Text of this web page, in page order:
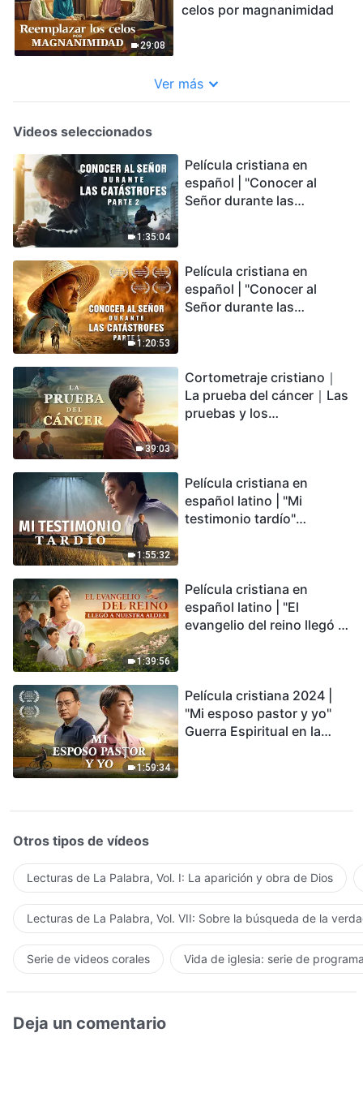
29:08
celos por magnanimidad
Ver más
Videos seleccionados
1:35:04
Película cristiana en
español | "Conocer al
Señor durante las
podemos sobrevivir?
1:20:53
Película cristiana en
español | "Conocer al
Señor durante las
encontrarás refugio?
39:03
Cortometraje cristiano｜
La prueba del cáncer｜Las
pruebas y los
1:55:32
Película cristiana en
español latino | "Mi
testimonio tardío"
conmovedor
1:39:56
Película cristiana en
español latino | "El
evangelio del reino llegó a
1:59:34
Película cristiana 2024 |
"Mi esposo pastor y yo"
Guerra Espiritual en la
Otros tipos de vídeos
Lecturas de La Palabra, Vol. I: La aparición y obra de Dios
Lecturas de La Palabra, Vol. VII: Sobre la búsqueda de la
Serie de videos corales Vida de iglesia: serie de
Deja un comentario